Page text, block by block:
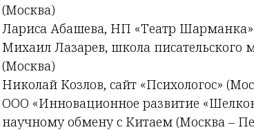
(Москва)
Лариса Абашева, НП «Театр Шарманка»
Михаил Лазарев, школа писательского
(Москва)
Николай Козлов, сайт «Психологос»
ООО «Инновационное развитие
научному обмену с Китаем (Москва –